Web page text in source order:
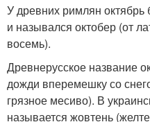
У древних римлян
и назывался октобер (от
восемь).
Древнерусское название
дожди вперемешку со
грязное месиво). В
называется жовтень